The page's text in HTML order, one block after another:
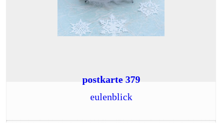
postkarte 379
eulenblick